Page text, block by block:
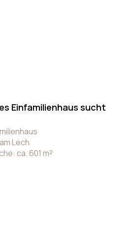
Einfamilienhaus sucht
Lech
ca. 601 m²